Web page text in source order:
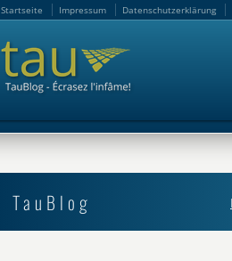
Startseite Impressum Datenschutzerklärung
TauBlog
Startseite Impressum Datenschutzerklärung